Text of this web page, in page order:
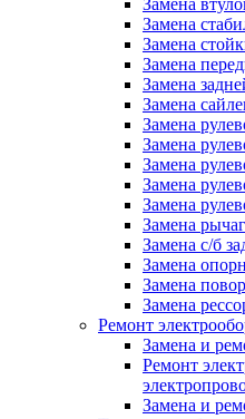
Замена
Замена
Замена
Замена
Замена
Замена
Замена
Замена
Замена
Замена
Замена
Замена
Замена с/б
Замена
Замена
Замена
Ремонт
Замена и
Ремонт
Замена и